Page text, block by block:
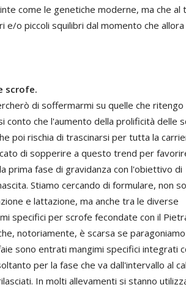
come le genetiche moderne, ma che al
o piccoli squilibri dal momento che allora
scrofe.
di soffermarmi su quelle che ritengo
conto che l'aumento della prolificità delle
poi rischia di trascinarsi per tutta la
di sopperire a questo trend per
prima fase di gravidanza con l'obiettivo di
Stiamo cercando di formulare, non
e lattazione, ma anche tra le diverse
specifici per scrofe fecondate con il
notoriamente, è scarsa se
sono entrati mangimi specifici integrati
per la fase che va dall'intervallo al
In molti allevamenti si stanno